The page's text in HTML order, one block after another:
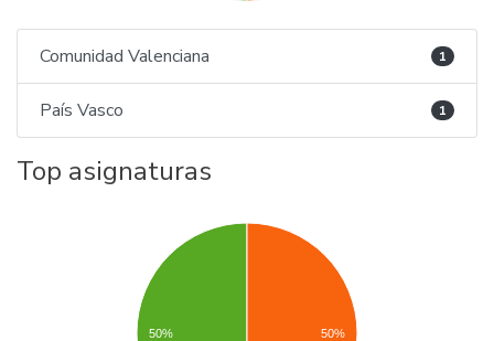
Comunidad Valenciana 1
País Vasco 1
Top asignaturas
50% 50%